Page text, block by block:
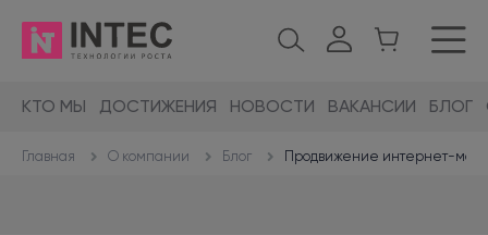
КТО МЫ ДОСТИЖЕНИЯ НОВОСТИ ВАКАНСИИ БЛОГ
Главная О компании Блог Продвижение интернет-